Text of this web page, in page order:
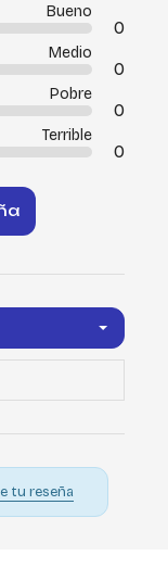
Bueno
0
Medio
0
Pobre
0
Terrible
0
tu reseña